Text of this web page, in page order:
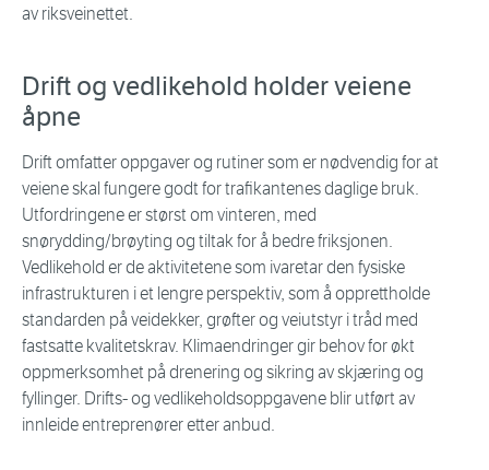
av riksveinettet.
Drift og vedlikehold holder veiene
åpne
Drift omfatter oppgaver og rutiner som er nødvendig for at
veiene skal fungere godt for trafikantenes daglige bruk.
Utfordringene er størst om vinteren, med
snørydding/brøyting og tiltak for å bedre friksjonen.
Vedlikehold er de aktivitetene som ivaretar den fysiske
infrastrukturen i et lengre perspektiv, som å opprettholde
standarden på veidekker, grøfter og veiutstyr i tråd med
fastsatte kvalitetskrav. Klimaendringer gir behov for økt
oppmerksomhet på drenering og sikring av skjæring og
fyllinger. Drifts- og vedlikeholdsoppgavene blir utført av
innleide entreprenører etter anbud.